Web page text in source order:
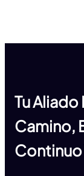
Tu Aliado
Camino,